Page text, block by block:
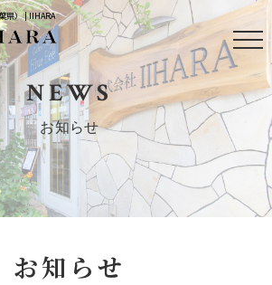
県） | IIHARA
NEWS
お知らせ
お知らせ